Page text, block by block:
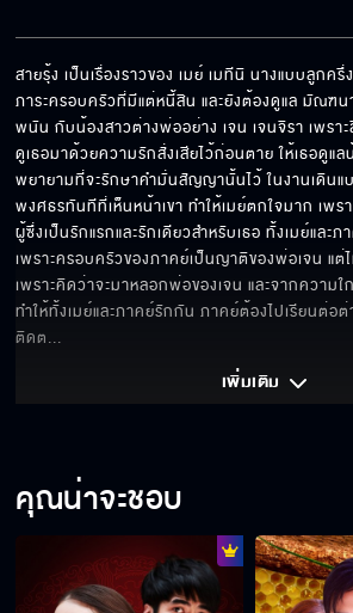
สายรุ้ง เป็นเรื่องราวของ เมย์ เมทีนิ นางแบบลูกค
ภาระครอบครัวที่มีแต่หนี้สิน และยังต้องดูแล มัณฑน
พนัน กับน้องสาวต่างพ่ออย่าง เจน เจนจิรา เพรา
ดูเธอมาด้วยความรักสั่งเสียไว้ก่อนตาย ให้เธอดูแล
พยายามที่จะรักษาคำมั่นสัญญานั้นไว้ ในงานเดินแ
พงศธรทันทีที่เห็นหน้าเขา ทำให้เมย์ตกใจมาก เพร
ผู้ซึ่งเป็นรักแรกและรักเดียวสำหรับเธอ ทั้งเมย์และ
เพราะครอบครัวของภาคย์เป็นญาติของพ่อเจน แต่
เพราะคิดว่าจะมาหลอกพ่อของเจน และจากความ
ทำให้ทั้งเมย์และภาคย์รักกัน ภาคย์ต้องไปเรียนต่อ
ติดต...
เพิ่มเติม
คุณน่าจะชอบ